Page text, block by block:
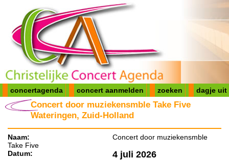
concertagenda concert aanmelden zoeken dagje uit
Concert door muziekensmble Take Five
Wateringen, Zuid-Holland
Naam:
Concert door muziekensmble
Take Five
Datum:
4 juli 2026